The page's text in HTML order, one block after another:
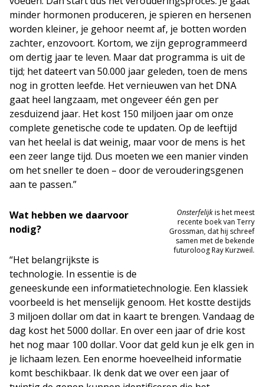
minder hormonen produceren, je spieren en hersenen
worden kleiner, je gehoor neemt af, je botten worden
zachter, enzovoort. Kortom, we zijn geprogrammeerd
om dertig jaar te leven. Maar dat programma is uit de
tijd; het dateert van 50.000 jaar geleden, toen de mens
nog in grotten leefde. Het vernieuwen van het DNA
gaat heel langzaam, met ongeveer één gen per
zesduizend jaar. Het kost 150 miljoen jaar om onze
complete genetische code te updaten. Op de leeftijd
van het heelal is dat weinig, maar voor de mens is het
een zeer lange tijd. Dus moeten we een manier vinden
om het sneller te doen – door de verouderingsgenen
aan te passen.”
Onsterfelijkis het meest
recente boek van Terry
Grossman, dat hij schreef
samen met de bekende
futuroloog Ray Kurzweil.
Wat hebben we daarvoor
nodig?
“Het belangrijkste is
technologie. In essentie is de
geneeskunde een informatietechnologie. Een klassiek
voorbeeld is het menselijk genoom. Het kostte destijds
3 miljoen dollar om dat in kaart te brengen. Vandaag de
dag kost het 5000 dollar. En over een jaar of drie kost
het nog maar 100 dollar. Voor dat geld kun je elk gen in
je lichaam lezen. Een enorme hoeveelheid informatie
komt beschikbaar. Ik denk dat we over een jaar of